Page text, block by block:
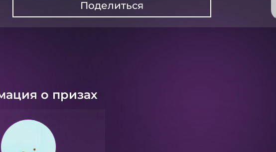
Поделиться
о призах